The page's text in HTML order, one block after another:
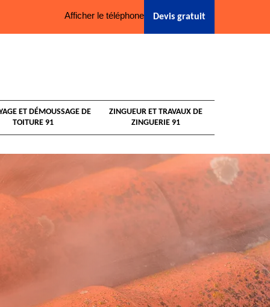
Afficher le téléphone Devis gratuit
ET DÉMOUSSAGE DE
TOITURE 91
ZINGUEUR ET TRAVAUX DE
ZINGUERIE 91